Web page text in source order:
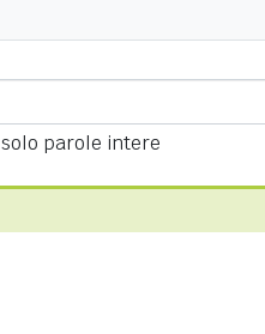
solo parole intere